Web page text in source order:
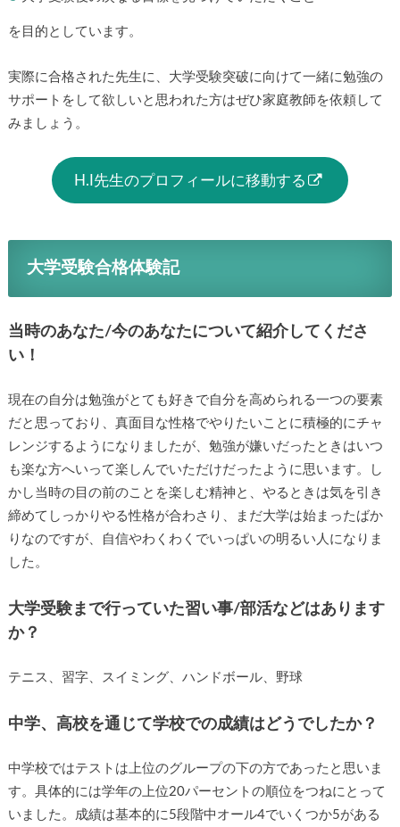
を目的としています。
実際に合格された先生に、大学受験突破に向けて一緒に勉強の
サポートをして欲しいと思われた方はぜひ家庭教師を依頼して
みましょう。
H.I先生のプロフィールに移動する
大学受験合格体験記
当時のあなた/今のあなたについて紹介してくださ
い！
現在の自分は勉強がとても好きで自分を高められる一つの要素
だと思っており、真面目な性格でやりたいことに積極的にチャ
レンジするようになりましたが、勉強が嫌いだったときはいつ
も楽な方へいって楽しんでいただけだったように思います。し
かし当時の目の前のことを楽しむ精神と、やるときは気を引き
締めてしっかりやる性格が合わさり、まだ大学は始まったばか
りなのですが、自信やわくわくでいっぱいの明るい人になりま
した。
大学受験まで行っていた習い事/部活などはあります
か？
テニス、習字、スイミング、ハンドボール、野球
中学、高校を通じて学校での成績はどうでしたか？
中学校ではテストは上位のグループの下の方であったと思いま
す。具体的には学年の上位20パーセントの順位をつねにとって
いました。成績は基本的に5段階中オール4でいくつか5がある